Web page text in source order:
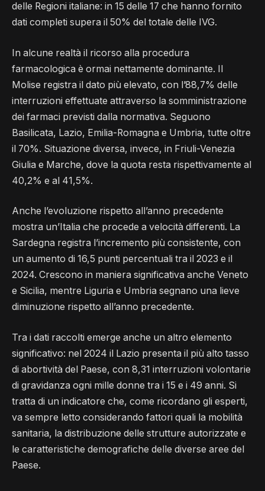
delle Regioni italiane: in 15 delle 17 che hanno fornito
dati completi supera il 50% del totale delle IVG.
In alcune realtà il ricorso alla procedura
farmacologica è ormai nettamente dominante. Il
Molise registra il dato più elevato, con l’88,7% delle
interruzioni effettuate attraverso la somministrazione
dei farmaci previsti dalla normativa. Seguono
Basilicata, Lazio, Emilia-Romagna e Umbria, tutte oltre
il 70%. Situazione diversa, invece, in Friuli-Venezia
Giulia e Marche, dove la quota resta rispettivamente al
40,2% e al 41,5%.
Anche l’evoluzione rispetto all’anno precedente
mostra un’Italia che procede a velocità differenti. La
Sardegna registra l’incremento più consistente, con
un aumento di 16,5 punti percentuali tra il 2023 e il
2024. Crescono in maniera significativa anche Veneto
e Sicilia, mentre Liguria e Umbria segnano una lieve
diminuzione rispetto all’anno precedente.
Tra i dati raccolti emerge anche un altro elemento
significativo: nel 2024 il Lazio presenta il più alto tasso
di abortività del Paese, con 8,31 interruzioni volontarie
di gravidanza ogni mille donne tra i 15 e i 49 anni. Si
tratta di un indicatore che, come ricordano gli esperti,
va sempre letto considerando fattori quali la mobilità
sanitaria, la distribuzione delle strutture autorizzate e
le caratteristiche demografiche delle diverse aree del
Paese.